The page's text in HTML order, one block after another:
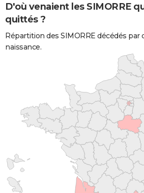
D'où venaient les SIMORRE
quittés ?
Répartition des SIMORRE décédés
naissance.